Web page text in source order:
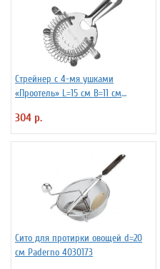
Стрейнер с 4-мя ушками
«Проотель» L=15 см B=11 см
304 р.
Сито для протирки овощей d=20
см Paderno 4030173